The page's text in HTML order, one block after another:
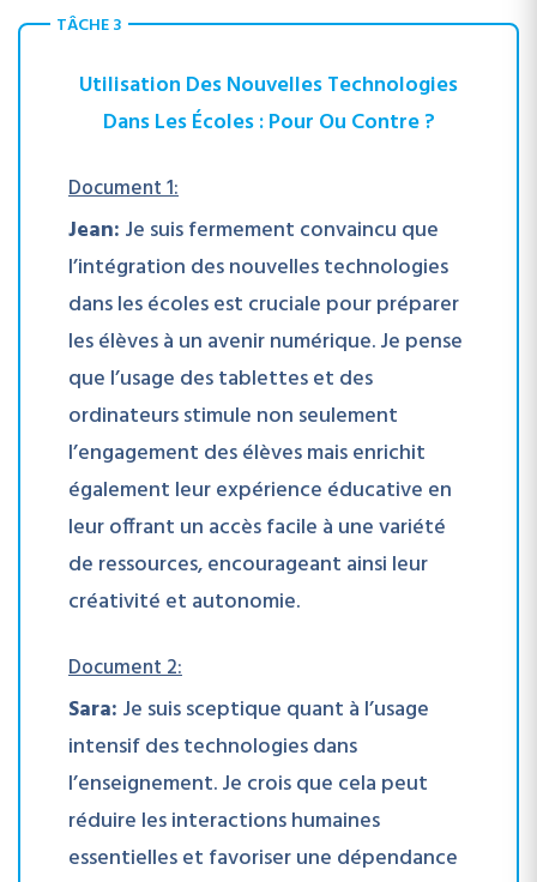
TÂCHE 3
Utilisation Des Nouvelles Technologies
Dans Les Écoles : Pour Ou Contre ?
Document 1:
Jean: Je suis fermement convaincu que
l’intégration des nouvelles technologies
dans les écoles est cruciale pour préparer
les élèves à un avenir numérique. Je pense
que l’usage des tablettes et des
ordinateurs stimule non seulement
l’engagement des élèves mais enrichit
également leur expérience éducative en
leur offrant un accès facile à une variété
de ressources, encourageant ainsi leur
créativité et autonomie.
Document 2:
Sara: Je suis sceptique quant à l’usage
intensif des technologies dans
l’enseignement. Je crois que cela peut
réduire les interactions humaines
essentielles et favoriser une dépendance